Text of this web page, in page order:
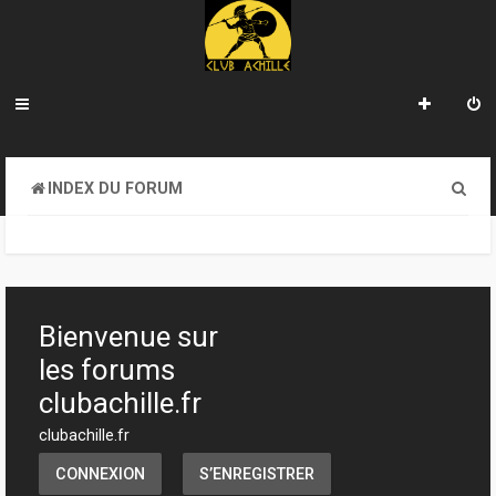
INDEX DU FORUM
h
Bienvenue sur
les forums
clubachille.fr
clubachille.fr
CONNEXION S’ENREGISTRER